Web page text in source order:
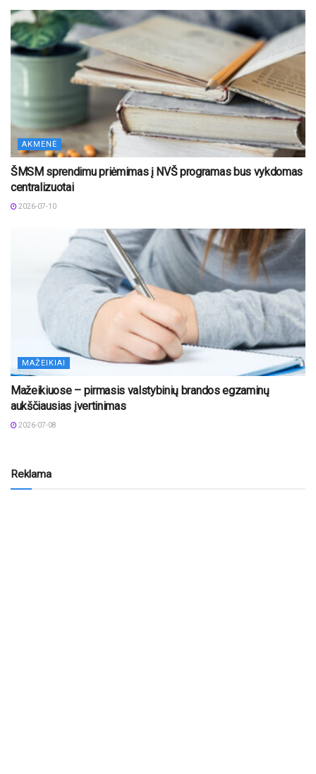
AKMENĖ
ŠMSM sprendimu priėmimas į NVŠ programas bus vykdomas
centralizuotai
2026-07-10
MAŽEIKIAI
Mažeikiuose – pirmasis valstybinių brandos egzaminų
aukščiausias įvertinimas
2026-07-08
Reklama